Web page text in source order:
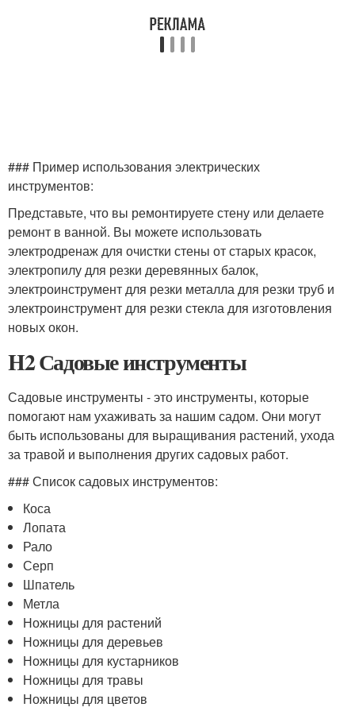
### Пример использования электрических
инструментов:
Представьте, что вы ремонтируете стену или делаете
ремонт в ванной. Вы можете использовать
электродренаж для очистки стены от старых красок,
электропилу для резки деревянных балок,
электроинструмент для резки металла для резки труб и
электроинструмент для резки стекла для изготовления
новых окон.
H2 Садовые инструменты
Садовые инструменты - это инструменты, которые
помогают нам ухаживать за нашим садом. Они могут
быть использованы для выращивания растений, ухода
за травой и выполнения других садовых работ.
### Список садовых инструментов:
Коса
Лопата
Рало
Серп
Шпатель
Метла
Ножницы для растений
Ножницы для деревьев
Ножницы для кустарников
Ножницы для травы
Ножницы для цветов